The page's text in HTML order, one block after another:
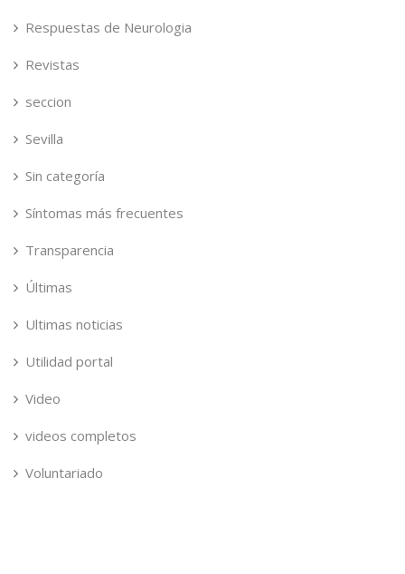
Respuestas de Neurologia
Revistas
seccion
Sevilla
Sin categoría
Síntomas más frecuentes
Transparencia
Últimas
Ultimas noticias
Utilidad portal
Video
videos completos
Voluntariado